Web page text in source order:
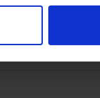
sui cookie.